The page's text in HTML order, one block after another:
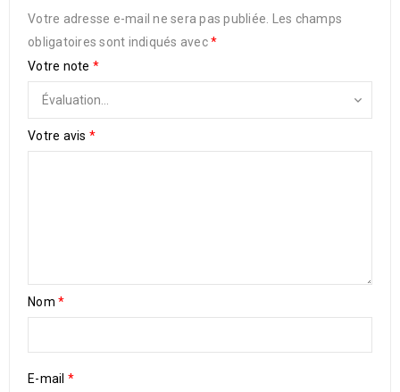
Votre adresse e-mail ne sera pas publiée.
Les champs
obligatoires sont indiqués avec*
Votre note *
Votre avis *
Nom *
E-mail *